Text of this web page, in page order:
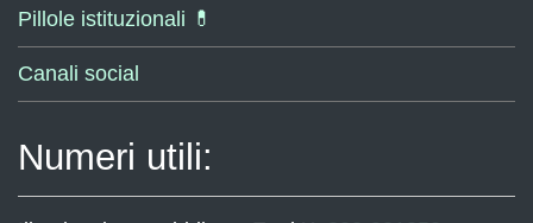
Pillole istituzionali 💊
Canali social
Numeri utili: